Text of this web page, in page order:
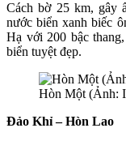
Cách bờ 25 km, gây
nước biển xanh biếc
Hạ với 200 bậc
biển tuyệt đẹp.
Hòn Một (Ảnh:
Đảo Khỉ – Hòn Lao